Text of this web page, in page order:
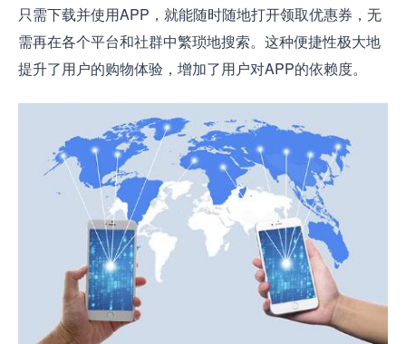
只需下载并使用APP，就能随时随地打开领取优惠券，无
需再在各个平台和社群中繁琐地搜索。这种便捷性极大地
提升了用户的购物体验，增加了用户对APP的依赖度。